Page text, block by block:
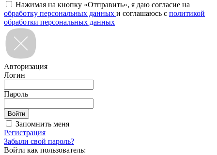
Нажимая на кнопку «Отправить», я даю согласие на
обработку персональных данных и соглашаюсь с политикой
обработки персональных данных
Авторизация
Логин
Пароль
Запомнить меня
Регистрация
Забыли свой пароль?
Войти как пользователь: